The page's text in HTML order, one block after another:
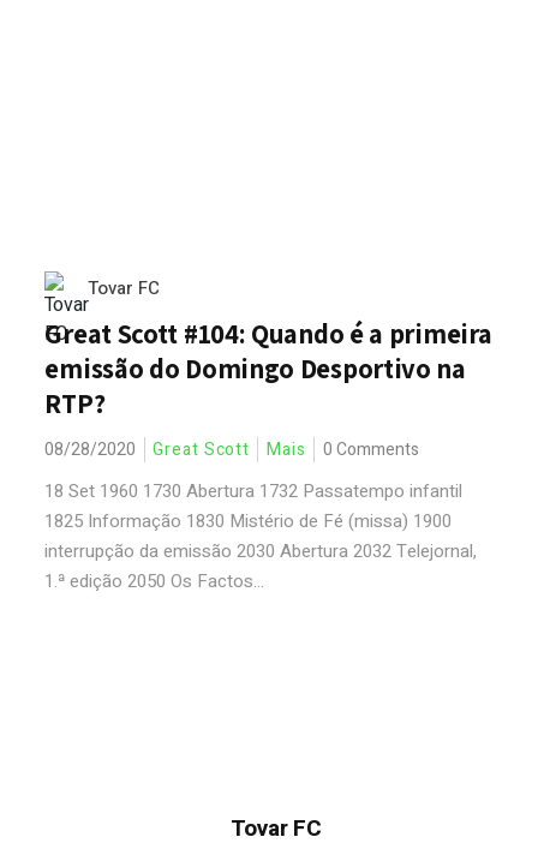
Tovar FC
Great Scott #104: Quando é a primeira
emissão do Domingo Desportivo na
RTP?
08/28/2020 Great Scott Mais 0 Comments
18 Set 1960 1730 Abertura 1732 Passatempo infantil
1825 Informação 1830 Mistério de Fé (missa) 1900
interrupção da emissão 2030 Abertura 2032 Telejornal,
1.ª edição 2050 Os Factos...
Tovar FC